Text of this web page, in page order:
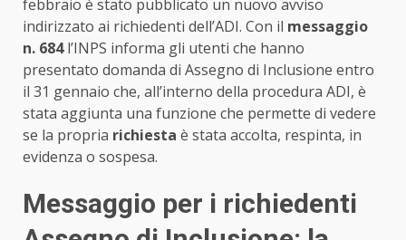
febbraio è stato pubblicato un nuovo avviso
indirizzato ai richiedenti dell’ADI. Con il messaggio
n. 684l’INPS informa gli utenti che hanno
presentato domanda di Assegno di Inclusione entro
il 31 gennaio che, all’interno della procedura ADI, è
stata aggiunta una funzione che permette di vedere
se la propria richiesta è stata accolta, respinta, in
evidenza o sospesa.
Messaggio per i richiedenti